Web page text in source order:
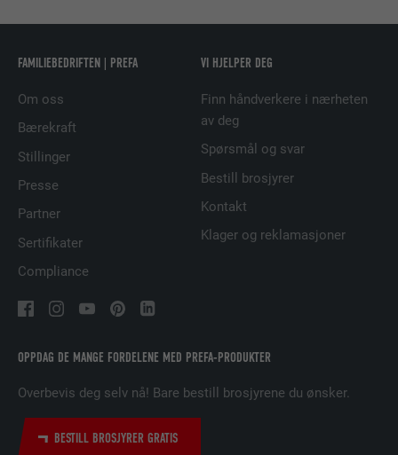
OPPDAG DE MANGE FORDELENE MED PREFA-PRODUKTER
Overbevis deg selv nå! Bare bestill brosjyrene du ønsker.
BESTILL BROSJYRER GRATIS
FAMILIEBEDRIFTEN | PREFA
Om oss
Bærekraft
Stillinger
Presse
Partner
Sertifikater
Compliance
VI HJELPER DEG
Finn håndverkere i nærheten
av deg
Spørsmål og svar
Bestill brosjyrer
Kontakt
Klager og reklamasjoner
Brukes for å sikre at det riktige SameSite-
attributet er tilgjengelig for alle
NAVN
TILBYDER
FORLØP 1 dag
FORMÅL
følge bruken av innebygde tjenester.
NAVN lissc